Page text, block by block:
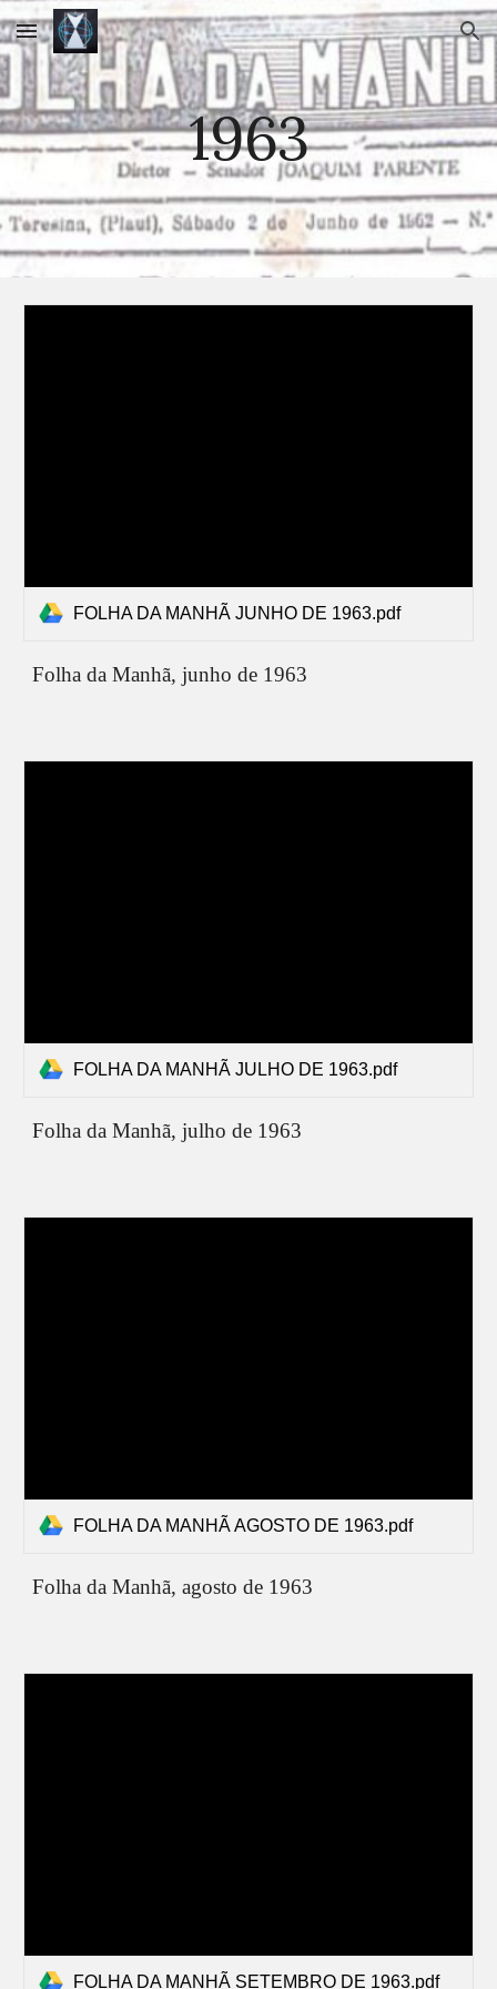
Skip to main content Skip to navigation
1963
FOLHA DA MANHÃ JUNHO DE 1963.pdf
Folha da Manhã, junho de 1963
FOLHA DA MANHÃ JULHO DE 1963.pdf
Folha da Manhã,julho de 1963
FOLHA DA MANHÃ AGOSTO DE 1963.pdf
Folha da Manhã,agosto de 1963
FOLHA DA MANHÃ SETEMBRO DE 1963.pdf